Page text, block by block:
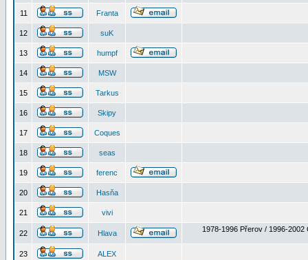
11 Franta
12 suK
13 humpf
14 MSW
15 Tarkus
16 Skipy
17 Coques
18 seas
19 ferenc
20 Hasňa
21 vivi
22 Hlava 1978-1996 Přerov / 1996-2002
23 ALEX